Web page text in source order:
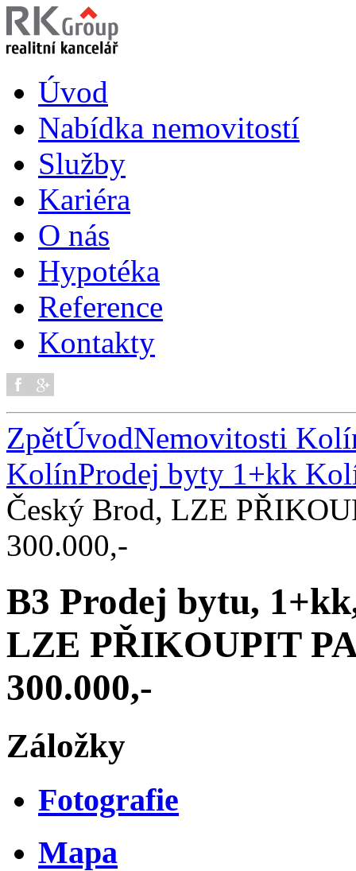
Úvod
Nabídka nemovitostí
Služby
Kariéra
O nás
Hypotéka
Reference
Kontakty
ZpětÚvodNemovitosti
KolínProdej byty 1+kk
Český Brod, LZE
300.000,-
B3 Prodej bytu,
LZE PŘIKOUPIT
300.000,-
Záložky
Fotografie
Mapa